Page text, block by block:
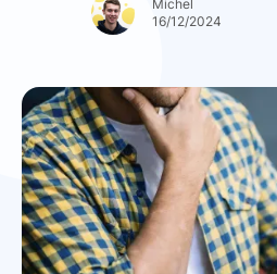
Michel
16/12/2024